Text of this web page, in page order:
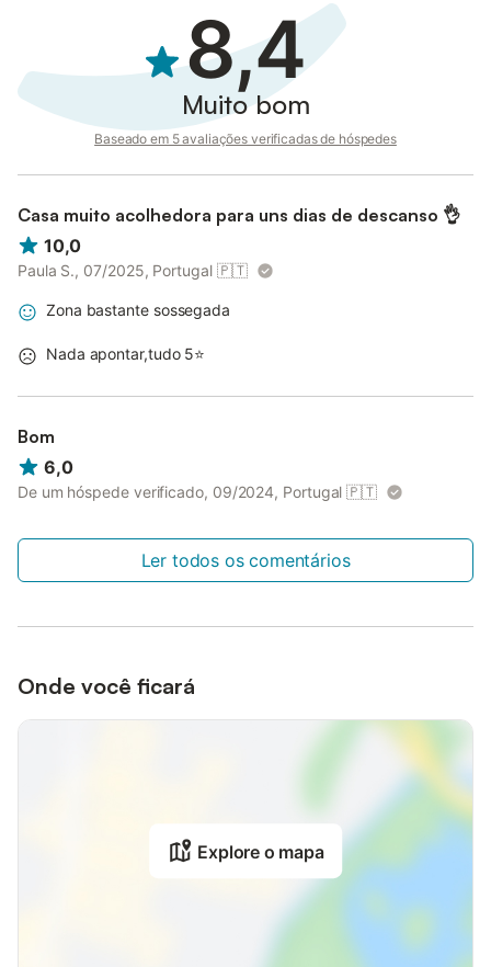
8,4
Muito bom
Baseado em 5 avaliações verificadas de hóspedes
Casa muito acolhedora para uns dias de descanso 👌
10,0
Paula S., 07/2025, Portugal 🇵🇹
Zona bastante sossegada
Nada apontar,tudo 5⭐
Bom
6,0
De um hóspede verificado, 09/2024, Portugal 🇵🇹
Ler todos os comentários
Onde você ficará
Explore o mapa